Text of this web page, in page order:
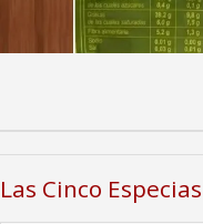
Las Cinco Especias